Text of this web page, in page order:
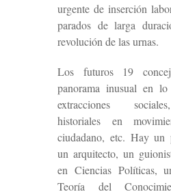
urgente de inserción
parados de larga
revolución de las urnas.
Los futuros 19
panorama inusual en
extracciones
historiales en
ciudadano, etc. Hay un
un arquitecto, un
en Ciencias Políticas,
Teoría del